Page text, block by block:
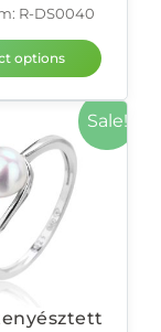
R-DS0040
options
Sale!